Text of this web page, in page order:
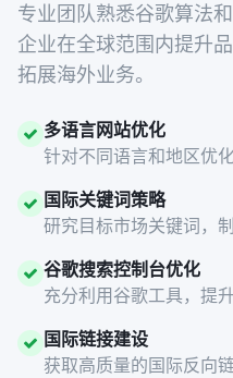
专业团队熟悉谷歌算法
企业在全球范围内提升
拓展海外业务。
多语言网站优化
针对不同语言和地区优
国际关键词策略
研究目标市场关键词，
谷歌搜索控制台优化
充分利用谷歌工具，提
国际链接建设
获取高质量的国际反向